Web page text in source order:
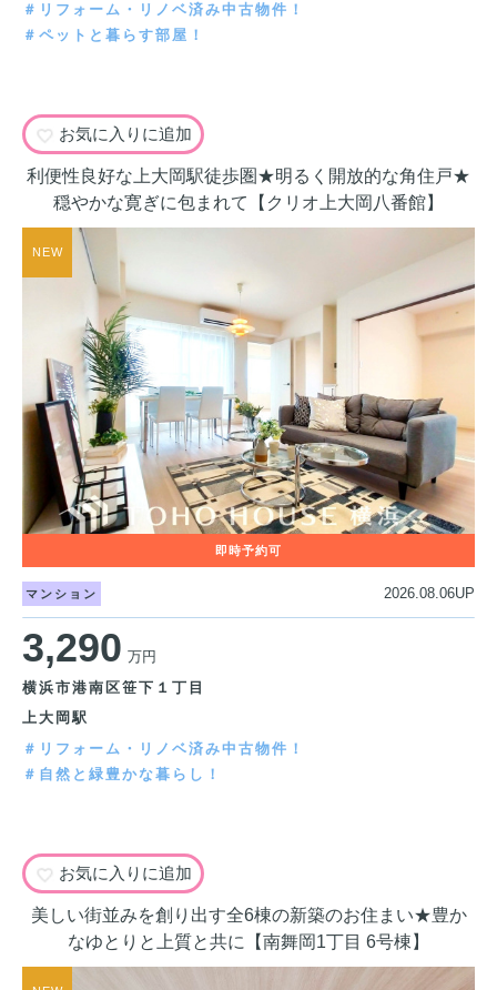
＃リフォーム・リノベ済み中古物件！
＃ペットと暮らす部屋！
お気に入りに追加
利便性良好な上大岡駅徒歩圏★明るく開放的な角住戸★
穏やかな寛ぎに包まれて【クリオ上大岡八番館】
マンション 2026.08.06UP
3,290 万円
横浜市港南区笹下１丁目
上大岡駅
＃リフォーム・リノベ済み中古物件！
＃自然と緑豊かな暮らし！
お気に入りに追加
美しい街並みを創り出す全6棟の新築のお住まい★豊か
なゆとりと上質と共に【南舞岡1丁目 6号棟】